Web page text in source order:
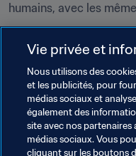
humains, avec les
communauté
Dieu de nous avoir
signes. Nous ne
par la voix, mais nos
internationale des
Vie privée et
Nous utilisons des
et les publicités, pour
médias sociaux et
également des
site avec nos
médias sociaux. Vous
cliquant sur les boutons